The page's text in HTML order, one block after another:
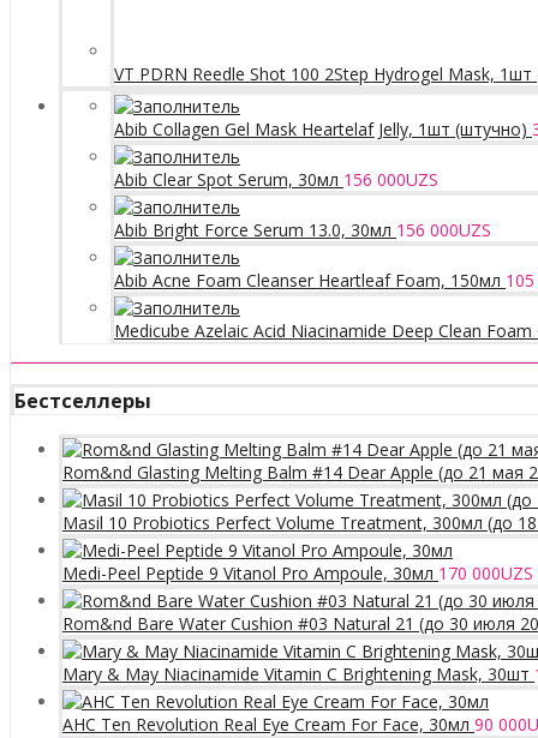
VT PDRN Reedle Shot 100 2Step Hydrogel Mask,
Abib Collagen Gel Mask Heartelaf Jelly, 1шт (штучно)
Abib Clear Spot Serum, 30мл 156 000UZS
Abib Bright Force Serum 13.0, 30мл 156 000UZS
Abib Acne Foam Cleanser Heartleaf Foam, 150мл
Medicube Azelaic Acid Niacinamide Deep Clean Foam
Бестселлеры
Rom&nd Glasting Melting Balm #14 Dear Apple (до 21 мая
Masil 10 Probiotics Perfect Volume Treatment, 300мл (до
Medi-Peel Peptide 9 Vitanol Pro Ampoule, 30мл 170 000UZS
Rom&nd Bare Water Cushion #03 Natural 21 (до 30 июля
Mary & May Niacinamide Vitamin C Brightening Mask, 30шт
AHC Ten Revolution Real Eye Cream For Face, 30мл 90 000